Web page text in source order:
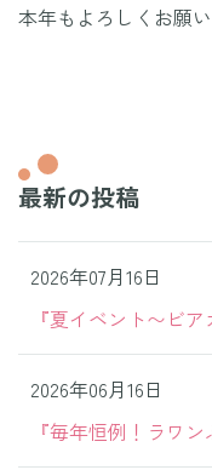
本年もよろしくお願い
最新の投稿
2026年07月16日
『夏イベント〜ビ
2026年06月16日
『毎年恒例！ラワ